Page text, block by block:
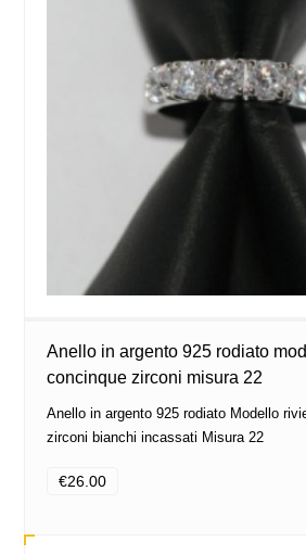
Anello in argento 925 rodiato
concinque zirconi misura 22
Anello in argento 925 rodiato Modello
zirconi bianchi incassati Misura 22
€26.00